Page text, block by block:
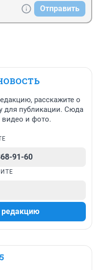
Отправить
расскажите о
для публикации. Сюда
видео и фото.
91-60
редакцию